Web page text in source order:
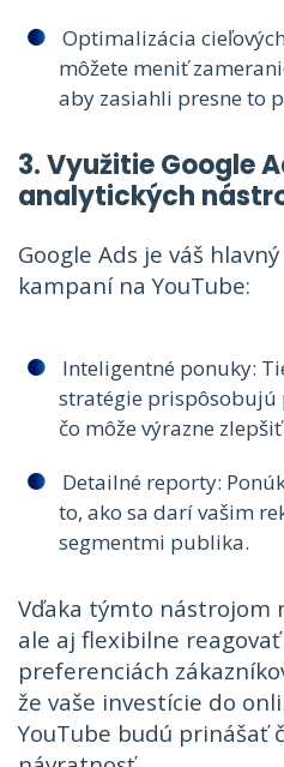
Optimalizácia
môžete meniť
aby zasiahli presne to
3. Využitie Google
analytických
Google Ads je váš
kampaní na YouTube:
Inteligentné ponuky:
stratégie prispôsobujú
čo môže výrazne
Detailné reporty:
to, ako sa darí vašim
segmentmi publika.
Vďaka týmto nástrojom
ale aj flexibilne
preferenciách
že vaše investície do
YouTube budú prinášať